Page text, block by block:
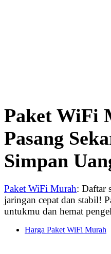
Paket WiFi
Pasang
Simpan
Paket WiFi Murah: Daftar
jaringan cepat dan stabil!
untukmu dan hemat
Harga Paket WiFi Murah